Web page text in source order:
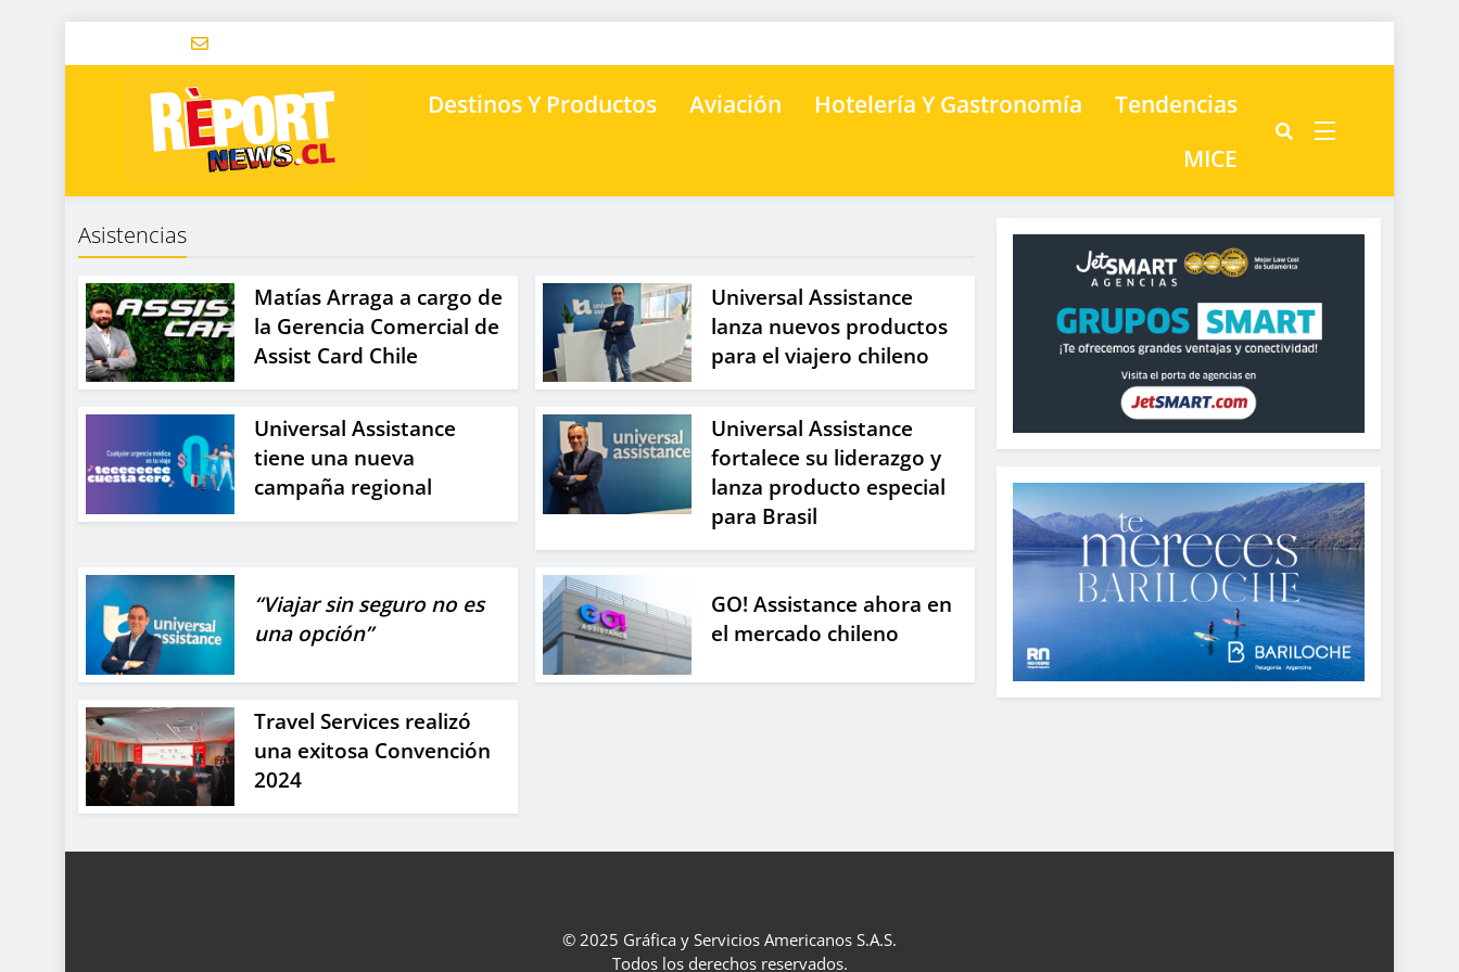
Destinos Y Productos Aviación Hotelería Y Gastronomía
Tendencias
MICE
Asistencias
Matías Arraga a cargo de
la Gerencia Comercial de
Assist Card Chile
Universal Assistance
lanza nuevos productos
para el viajero chileno
Universal Assistance
tiene una nueva
campaña regional
Universal Assistance
fortalece su liderazgo y
lanza producto especial
para Brasil
“Viajar sin seguro no es
una opción”
GO! Assistance ahora en
el mercado chileno
Travel Services realizó
una exitosa Convención
2024
© 2025 Gráfica y Servicios Americanos S.A.S.
Todos los derechos reservados.